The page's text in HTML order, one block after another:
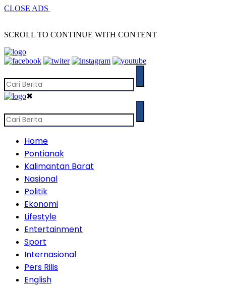
CLOSE ADS
SCROLL TO CONTINUE WITH CONTENT
✖
Home
Pontianak
Kalimantan Barat
Nasional
Politik
Ekonomi
Lifestyle
Entertainment
Sport
Internasional
Pers Rilis
English